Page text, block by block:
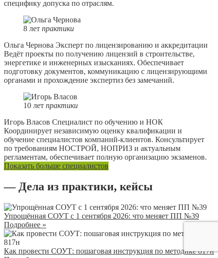
специфику допуска по отраслям.
8 лет практики
Ольга Чернова Эксперт по лицензированию и аккредитации
Ведёт проекты по получению лицензий в строительстве,
энергетике и инженерных изысканиях. Обеспечивает
подготовку документов, коммуникацию с лицензирующими
органами и прохождение экспертиз без замечаний.
10 лет практики
Игорь Власов Специалист по обучению и НОК
Координирует независимую оценку квалификации и
обучение специалистов компаний-клиентов. Консультирует
по требованиям НОСТРОЙ, НОПРИЗ и актуальным
регламентам, обеспечивает полную организацию экзаменов.
Показать больше специалистов
— Дела из практики, кейсы
Упрощённая СОУТ с 1 сентября 2026: что меняет ПП №39
Подробнее »
Как провести СОУТ: пошаговая инструкция по методике 817н